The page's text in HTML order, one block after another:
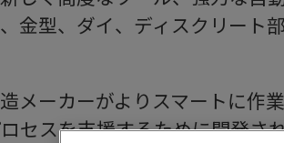
金型、ダイ、ディスクリート
メーカーがよりスマートに作
セスを支援するために開発さ